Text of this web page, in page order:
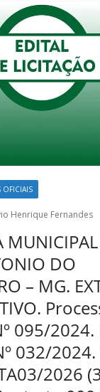
OFICIAIS
Henrique Fernandes
DO
– MG.
095/2024.
032/
2026